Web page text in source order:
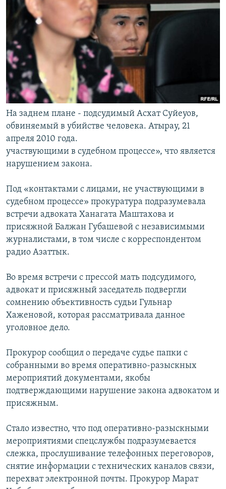
На заднем плане - подсудимый Асхат Суйеуов,
обвиняемый в убийстве человека. Атырау, 21
апреля 2010 года.
участвующими в судебном процессе», что является
нарушением закона.
Под «контактами с лицами, не участвующими в
судебном процессе» прокуратура подразумевала
встречи адвоката Ханагата Маштахова и
присяжной Балжан Губашевой с независимыми
журналистами, в том числе с корреспондентом
радио Азаттык.
Во время встречи с прессой мать подсудимого,
адвокат и присяжный заседатель подвергли
сомнению объективность судьи Гульнар
Хаженовой, которая рассматривала данное
уголовное дело.
Прокурор сообщил о передаче судье папки с
собранными во время оперативно-разыскных
мероприятий документами, якобы
подтверждающими нарушение закона адвокатом и
присяжным.
Стало известно, что под оперативно-разыскными
мероприятиями спецслужбы подразумевается
слежка, прослушивание телефонных переговоров,
снятие информации с технических каналов связи,
перехват электронной почты. Прокурор Марат